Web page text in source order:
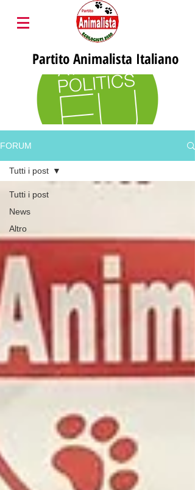
PartitoAnimalista Italiano
FORUM
Tutti i post
News
Altro
Tutti i post